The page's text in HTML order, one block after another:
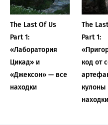
The Last Of Us
Part 1:
«Лаборатория
Цикад» и
«Джексон» — все
находки
The
Part 1:
код от
кулоны
находки